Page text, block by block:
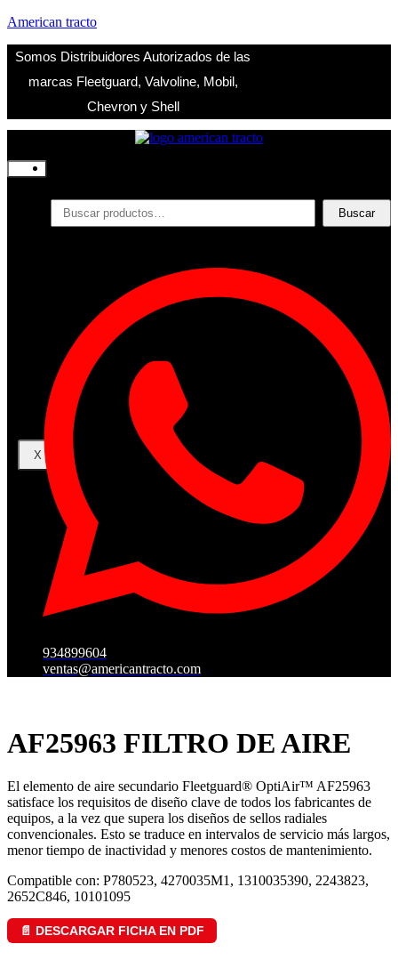
American tracto
Somos Distribuidores Autorizados de las
marcas Fleetguard, Valvoline, Mobil,
Chevron y Shell
Productos
Filtros
Contacto
Acceder
Iniciar Sesion
Registro
Restablecer la contraseña
X
Buscar
934899604
ventas@americantracto.com
AF25963 FILTRO DE AIRE
El elemento de aire secundario Fleetguard® OptiAir™ AF25963
satisface los requisitos de diseño clave de todos los fabricantes de
equipos, a la vez que supera los diseños de sellos radiales
convencionales. Esto se traduce en intervalos de servicio más largos,
menor tiempo de inactividad y menores costos de mantenimiento.
Compatible con: P780523, 4270035M1, 1310035390, 2243823,
2652C846, 10101095
📄 DESCARGAR FICHA EN PDF